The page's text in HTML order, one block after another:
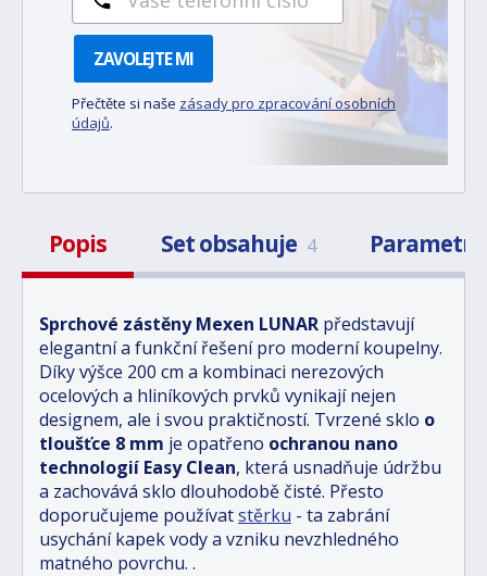
ZAVOLEJTE MI
Přečtěte si naše zásady pro zpracování osobních
údajů.
Popis Set obsahuje 4 Parametry
Sprchové zástěny Mexen LUNAR představují
elegantní a funkční řešení pro moderní koupelny.
Díky výšce 200 cm a kombinaci nerezových
ocelových a hliníkových prvků vynikají nejen
designem, ale i svou praktičností. Tvrzené sklo o
tloušťce 8 mm je opatřeno ochranou nano
technologií Easy Clean, která usnadňuje údržbu
a zachovává sklo dlouhodobě čisté. Přesto
doporučujeme používatstěrku - ta zabrání
usychání kapek vody a vzniku nevzhledného
matného povrchu. .